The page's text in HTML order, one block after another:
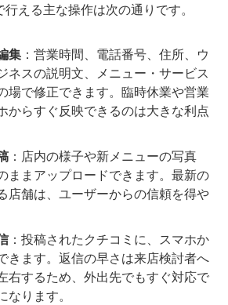
える主な操作は次の通りです。
集 ：営業時間、電話番号、住所、ウ
ネスの説明文、メニュー・サービス
場で修正できます。臨時休業や営業
からすぐ反映できるのは大きな利点
：店内の様子や新メニューの写真
ままアップロードできます。最新の
店舗は、ユーザーからの信頼を得や
：投稿されたクチコミに、スマホか
きます。返信の早さは来店検討者へ
右するため、外出先でもすぐ対応で
なります。